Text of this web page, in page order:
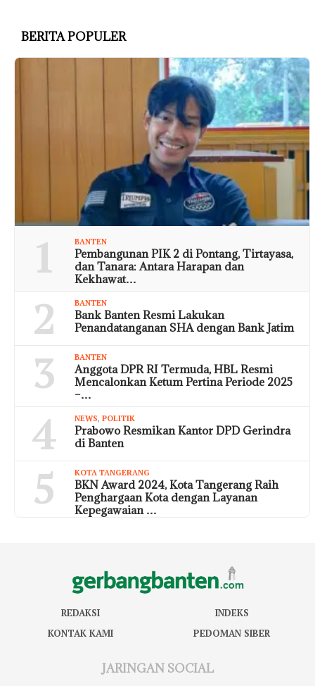
BERITA POPULER
1 BANTEN
Pembangunan PIK 2 di Pontang, Tirtayasa,
dan Tanara: Antara Harapan dan
Kekhawat…
2 BANTEN
Bank Banten Resmi Lakukan
Penandatanganan SHA dengan Bank Jatim
3 BANTEN
Anggota DPR RI Termuda, HBL Resmi
Mencalonkan Ketum Pertina Periode 2025
–…
4 NEWS, POLITIK
Prabowo Resmikan Kantor DPD Gerindra
di Banten
5 KOTA TANGERANG
BKN Award 2024, Kota Tangerang Raih
Penghargaan Kota dengan Layanan
Kepegawaian …
REDAKSI
INDEKS
KONTAK KAMI
PEDOMAN SIBER
JARINGAN SOCIAL